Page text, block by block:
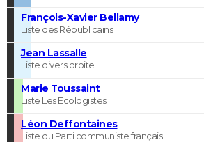
François-Xavier Bellamy
Liste des Républicains
Jean Lassalle
Liste divers droite
Marie Toussaint
Liste Les Ecologistes
Léon Deffontaines
Liste du Parti communiste français